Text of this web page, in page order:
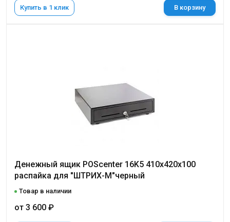
Купить в 1 клик В корзину
Денежный ящик POScenter 16K5 410x420x100
распайка для "ШТРИХ-М"черный
Товар в наличии
от 3 600 ₽